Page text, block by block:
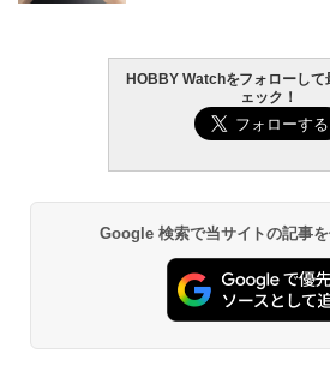
4914842)
￥770
3 アーテック ガラ
TAMASHII
ツ（真骨彫製法
可動フィギュア
TAMASHII
ツ ONE PIECE
HG 機動戦士ガン
ニオンフラッグ
BANDAI
30MS SIS-H00
分け済みプラモ
東京マルイ
バックマシンガ
東京マルイ
USP HG 18歳以
￥3,409
タミヤ クラフト
先細薄刃ニッパ
LOCTITE(ロック
プレミアム
￥962
HOBBY Watchをフォローして
ェック！
Google 検索で当サイトの記事